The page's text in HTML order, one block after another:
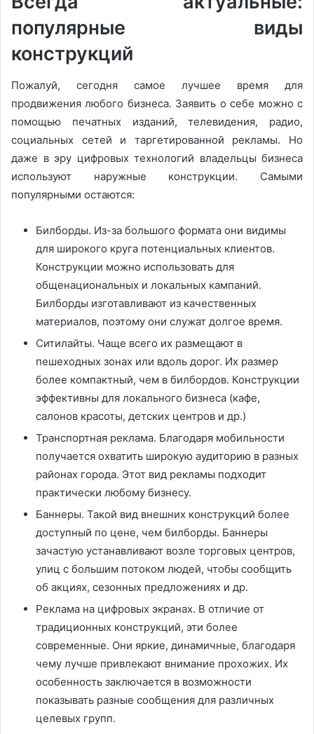
популярные виды
конструкций
Пожалуй, сегодня самое лучшее время для
продвижения любого бизнеса. Заявить о себе можно с
помощью печатных изданий, телевидения, радио,
социальных сетей и таргетированной рекламы. Но
даже в эру цифровых технологий владельцы бизнеса
используют наружные конструкции. Самыми
популярными остаются:
Билборды. Из-за большого формата они видимы
для широкого круга потенциальных клиентов.
Конструкции можно использовать для
общенациональных и локальных кампаний.
Билборды изготавливают из качественных
материалов, поэтому они служат долгое время.
Ситилайты. Чаще всего их размещают в
пешеходных зонах или вдоль дорог. Их размер
более компактный, чем в билбордов. Конструкции
эффективны для локального бизнеса (кафе,
салонов красоты, детских центров и др.)
Транспортная реклама. Благодаря мобильности
получается охватить широкую аудиторию в разных
районах города. Этот вид рекламы подходит
практически любому бизнесу.
Баннеры. Такой вид внешних конструкций более
доступный по цене, чем билборды. Баннеры
зачастую устанавливают возле торговых центров,
улиц с большим потоком людей, чтобы сообщить
об акциях, сезонных предложениях и др.
Реклама на цифровых экранах. В отличие от
традиционных конструкций, эти более
современные. Они яркие, динамичные, благодаря
чему лучше привлекают внимание прохожих. Их
особенность заключается в возможности
показывать разные сообщения для различных
целевых групп.